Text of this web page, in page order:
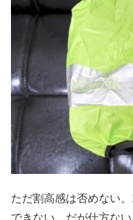
ただ割高感は否めない